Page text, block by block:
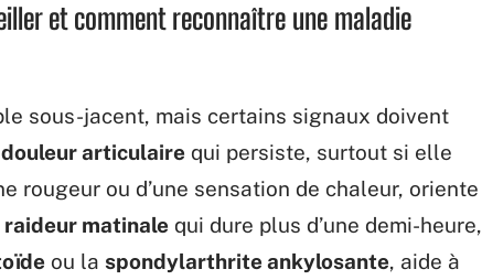
et comment reconnaître une maladie
sous-jacent, mais certains signaux doivent
douleur articulaire qui persiste, surtout si elle
rougeur ou d’une sensation de chaleur, oriente
raideur matinale qui dure plus d’une demi-heure,
ou la spondylarthrite ankylosante, aide à